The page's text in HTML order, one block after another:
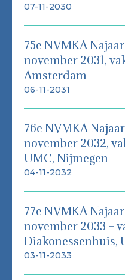
07-11-2030
75e NVMKA
november 2031,
Amsterdam
06-11-2031
76e NVMKA
november 2032,
UMC, Nijmegen
04-11-2032
77e NVMKA
november 2033 –
Diakonessenhuis,
03-11-2033